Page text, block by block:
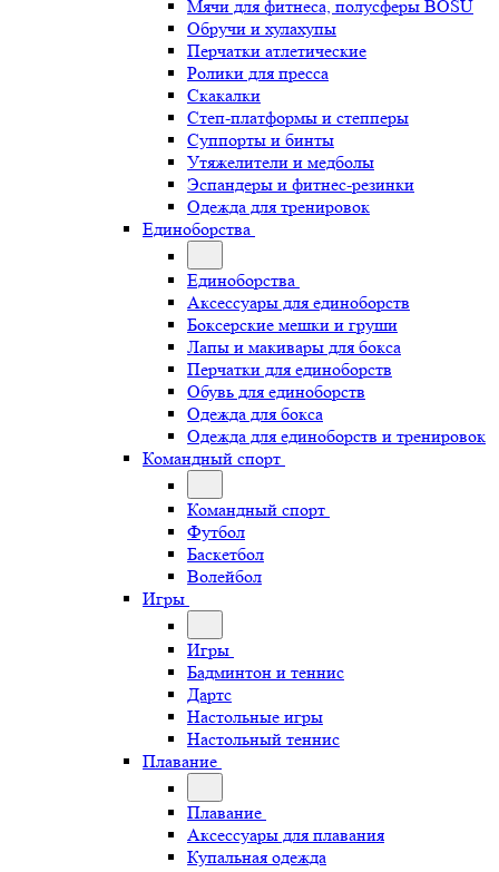
Мячи для фитнеса, полусферы BOSU
Обручи и хулахупы
Перчатки атлетические
Ролики для пресса
Скакалки
Степ-платформы и степперы
Суппорты и бинты
Утяжелители и медболы
Эспандеры и фитнес-резинки
Одежда для тренировок
Единоборства
Единоборства
Аксессуары для единоборств
Боксерские мешки и груши
Лапы и макивары для бокса
Перчатки для единоборств
Обувь для единоборств
Одежда для бокса
Одежда для единоборств и тренировок
Командный спорт
Командный спорт
Футбол
Баскетбол
Волейбол
Игры
Игры
Бадминтон и теннис
Дартс
Настольные игры
Настольный теннис
Плавание
Плавание
Аксессуары для плавания
Купальная одежда